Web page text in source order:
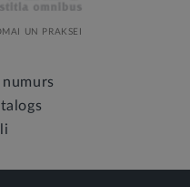
UN PRAKSEI
numurs